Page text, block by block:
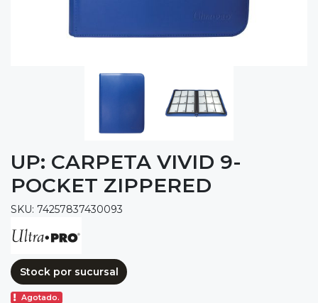
UP: CARPETA VIVID 9-
POCKET ZIPPERED
SKU: 74257837430093
Stock por sucursal
Agotado.